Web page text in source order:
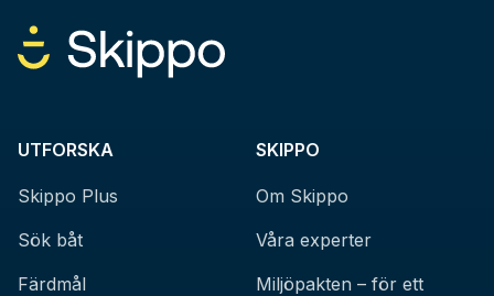
UTFORSKA
Skippo Plus
Sök båt
Färdmål
SKIPPO
Om Skippo
Våra experter
Miljöpakten – för ett